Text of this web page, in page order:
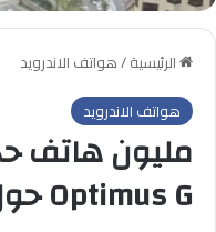
الرئيسية/هواتف الاندرويد
هواتف الاندرويد
Optimus G حول العالم